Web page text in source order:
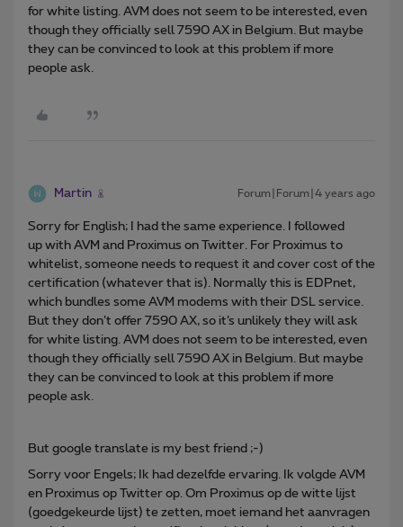
for white listing. AVM does not seem to be interested, even
though they officially sell 7590 AX in Belgium. But maybe
they can be convinced to look at this problem if more
people ask.
Martin Forum|Forum|4 years ago
Sorry for English; I had the same experience. I followed
up with AVM and Proximus on Twitter. For Proximus to
whitelist, someone needs to request it and cover cost of the
certification (whatever that is). Normally this is EDPnet,
which bundles some AVM modems with their DSL service.
But they don’t offer 7590 AX, so it’s unlikely they will ask
for white listing. AVM does not seem to be interested, even
though they officially sell 7590 AX in Belgium. But maybe
they can be convinced to look at this problem if more
people ask.
But google translate is my best friend ;-)
Sorry voor Engels; Ik had dezelfde ervaring. Ik volgde AVM
en Proximus op Twitter op. Om Proximus op de witte lijst
(goedgekeurde lijst) te zetten, moet iemand het aanvragen